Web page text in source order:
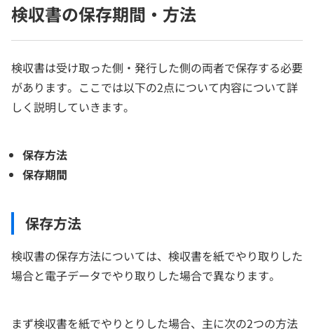
検収書の保存期間・方法
検収書は受け取った側・発行した側の両者で保存する必要
があります。ここでは以下の2点について内容について詳
しく説明していきます。
保存方法
保存期間
保存方法
検収書の保存方法については、検収書を紙でやり取りした
場合と電子データでやり取りした場合で異なります。
まず検収書を紙でやりとりした場合、主に次の2つの方法